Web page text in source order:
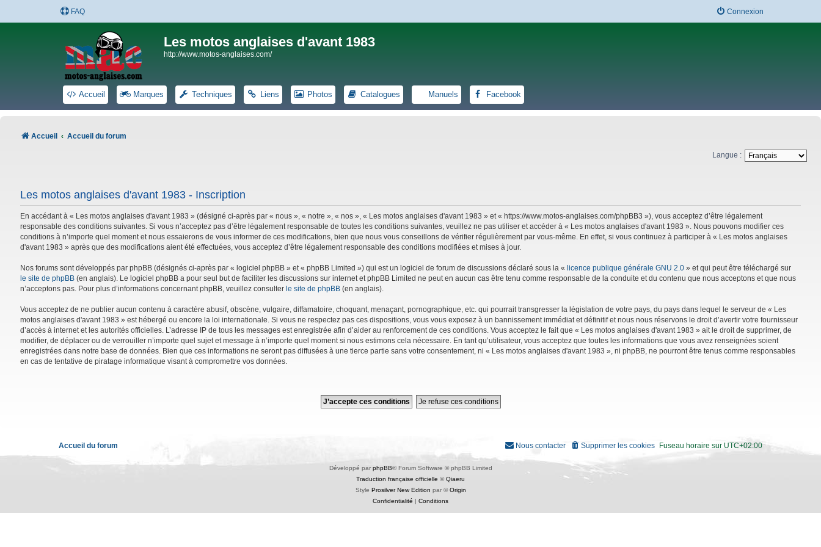
FAQ Connexion
Les motos anglaises d'avant 1983
http://www.motos-anglaises.com/
Accueil Marques Techniques Liens Photos Catalogues Manuels Facebook
Accueil Accueil du forum
Langue :
Les motos anglaises d'avant 1983 - Inscription
En accédant à « Les motos anglaises d'avant 1983 » (désigné ci-après par « nous », « notre », « nos », « Les motos anglaises d'avant 1983 » et « https://www.motos-anglaises.com/phpBB3 »), vous acceptez d’être légalement
responsable des conditions suivantes. Si vous n’acceptez pas d’être légalement responsable de toutes les conditions suivantes, veuillez ne pas utiliser et accéder à « Les motos anglaises d'avant 1983 ». Nous pouvons modifier ces
conditions à n’importe quel moment et nous essaierons de vous informer de ces modifications, bien que nous vous conseillons de vérifier régulièrement par vous-même. En effet, si vous continuez à participer à « Les motos anglaises
d'avant 1983 » après que des modifications aient été effectuées, vous acceptez d’être légalement responsable des conditions modifiées et mises à jour.
Nos forums sont développés par phpBB (désignés ci-après par « logiciel phpBB » et « phpBB Limited ») qui est un logiciel de forum de discussions déclaré sous la « licence publique générale GNU 2.0 » et qui peut être téléchargé sur
le site de phpBB (en anglais). Le logiciel phpBB a pour seul but de faciliter les discussions sur internet et phpBB Limited ne peut en aucun cas être tenu comme responsable de la conduite et du contenu que nous acceptons et que nous
n’acceptons pas. Pour plus d’informations concernant phpBB, veuillez consulter le site de phpBB (en anglais).
Vous acceptez de ne publier aucun contenu à caractère abusif, obscène, vulgaire, diffamatoire, choquant, menaçant, pornographique, etc. qui pourrait transgresser la législation de votre pays, du pays dans lequel le serveur de « Les
motos anglaises d'avant 1983 » est hébergé ou encore la loi internationale. Si vous ne respectez pas ces dispositions, vous vous exposez à un bannissement immédiat et définitif et nous nous réservons le droit d’avertir votre fournisseur
d’accès à internet et les autorités officielles. L’adresse IP de tous les messages est enregistrée afin d’aider au renforcement de ces conditions. Vous acceptez le fait que « Les motos anglaises d'avant 1983 » ait le droit de supprimer, de
modifier, de déplacer ou de verrouiller n’importe quel sujet et message à n’importe quel moment si nous estimons cela nécessaire. En tant qu’utilisateur, vous acceptez que toutes les informations que vous avez renseignées soient
enregistrées dans notre base de données. Bien que ces informations ne seront pas diffusées à une tierce partie sans votre consentement, ni « Les motos anglaises d'avant 1983 », ni phpBB, ne pourront être tenus comme responsables
en cas de tentative de piratage informatique visant à compromettre vos données.
Accueil du forum Fuseau horaire sur UTC+02:00
Supprimer les cookies
Nous contacter
Développé par phpBB® Forum Software © phpBB Limited
Traduction française officielle ©Qiaeru
Style Prosilver New Edition par ©Origin
Confidentialité | Conditions